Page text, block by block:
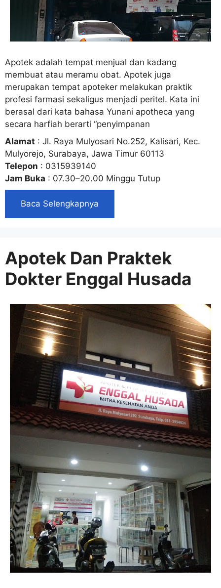
Apotek adalah tempat menjual dan kadang
membuat atau meramu obat. Apotek juga
merupakan tempat apoteker melakukan praktik
profesi farmasi sekaligus menjadi peritel. Kata ini
berasal dari kata bahasa Yunani apotheca yang
secara harfiah berarti “penyimpanan
Alamat : Jl. Raya Mulyosari No.252, Kalisari, Kec.
Mulyorejo, Surabaya, Jawa Timur 60113
Telepon : 0315939140
Jam Buka : 07.30–20.00 Minggu Tutup
Baca Selengkapnya
Apotek Dan Praktek
Dokter Enggal Husada